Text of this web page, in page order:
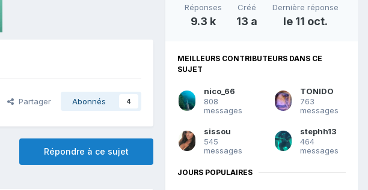
Partager Abonnés 4
Répondre à ce sujet
Réponses
9.3 k
Créé
13 a
Dernière réponse
le 11 oct.
MEILLEURS CONTRIBUTEURS DANS CE
SUJET
nico_66
808
messages
TONIDO
763
messages
sissou
545
messages
stephh13
464
messages
JOURS POPULAIRES